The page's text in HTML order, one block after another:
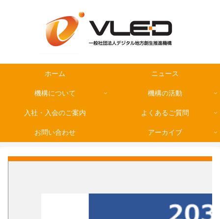
ホーム ニュース
機構について 機構の活動
入社・入会のご案内 よくあるご質問
お問い合わせ アーカイブ